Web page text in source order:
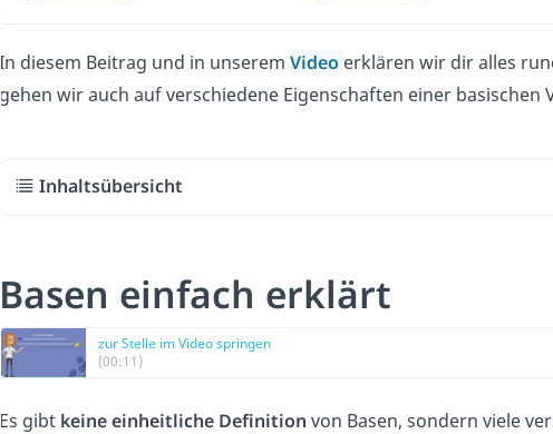
In diesem Beitrag und in unserem Video erklären wir dir alles
gehen wir auch auf verschiedene Eigenschaften einer basischen
Inhaltsübersicht
Basen einfach erklärt
zur Stelle im Video springen
(00:11)
Es gibt keine einheitliche Definition von Basen, sondern viele